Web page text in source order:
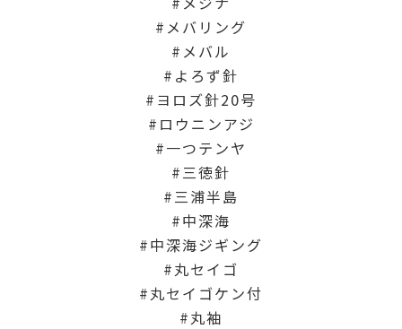
メバリング
メバル
よろず針
ヨロズ針20号
ロウニンアジ
一つテンヤ
三徳針
三浦半島
中深海
中深海ジギング
丸セイゴ
丸セイゴケン付
丸袖